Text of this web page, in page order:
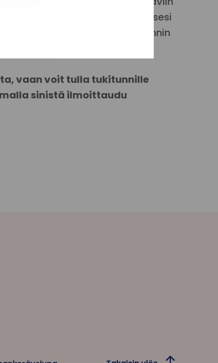
viestintään. Kysymyksesi
emme keksi vastausta tukitunnin
vaan voit tulla tukitunnille
sinistä ilmoittaudu